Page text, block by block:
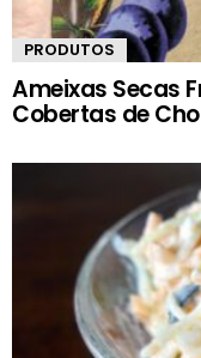
PRODUTOS
Ameixas Secas
Cobertas de